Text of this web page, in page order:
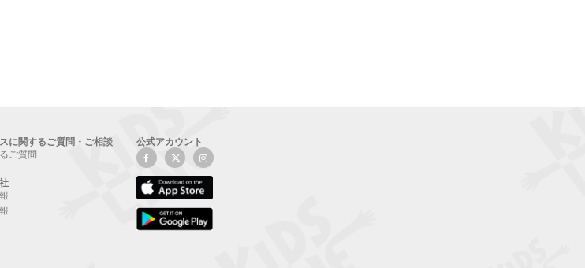
に関するご質問・ご相談
ご質問
公式アカウント